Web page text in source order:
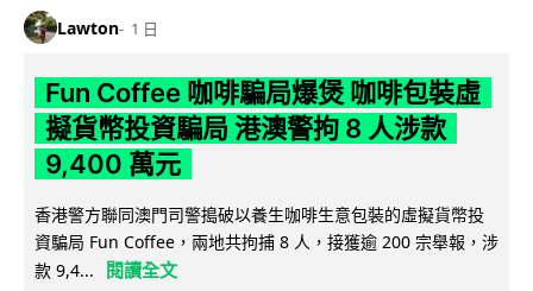
Lawton 1 日
Fun Coffee 咖啡騙局爆煲 咖啡包裝虛
擬貨幣投資騙局 港澳警拘 8 人涉款
9,400 萬元
香港警方聯同澳門司警搗破以養生咖啡生意包裝的虛擬貨幣投
資騙局 Fun Coffee，兩地共拘捕 8 人，接獲逾 200 宗舉報，涉
款 9,4...
閱讀全文